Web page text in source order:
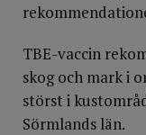
TBE-vaccin
skog och mark i
störst i
Sörmlands län.